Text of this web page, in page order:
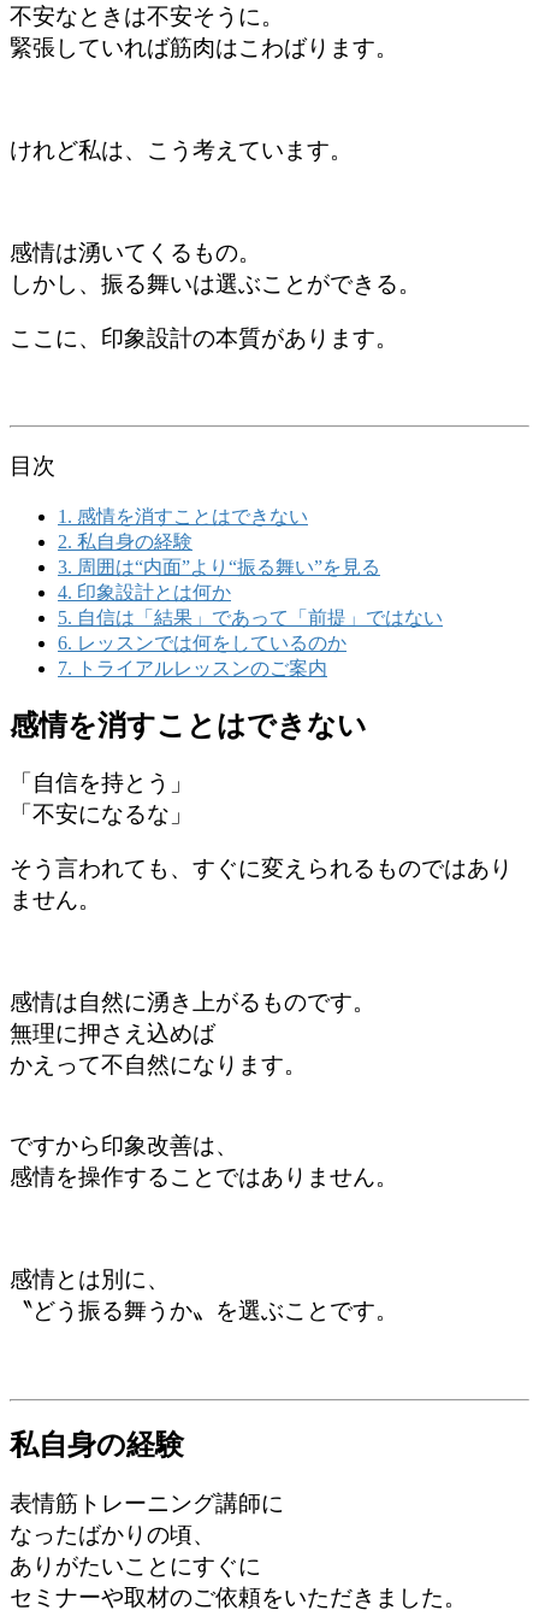
不安なときは不安そうに。
緊張していれば筋肉はこわばります。
けれど私は、こう考えています。
感情は湧いてくるもの。
しかし、振る舞いは選ぶことができる。
ここに、印象設計の本質があります。
目次
1. 感情を消すことはできない
2. 私自身の経験
3. 周囲は“内面”より“振る舞い”を見る
4. 印象設計とは何か
5. 自信は「結果」であって「前提」ではない
6. レッスンでは何をしているのか
7. トライアルレッスンのご案内
感情を消すことはできない
「自信を持とう」
「不安になるな」
そう言われても、すぐに変えられるものではあり
ません。
感情は自然に湧き上がるものです。
無理に押さえ込めば
かえって不自然になります。
ですから印象改善は、
感情を操作することではありません。
感情とは別に、
〝どう振る舞うか〟を選ぶことです。
私自身の経験
表情筋トレーニング講師に
なったばかりの頃、
ありがたいことにすぐに
セミナーや取材のご依頼をいただきました。